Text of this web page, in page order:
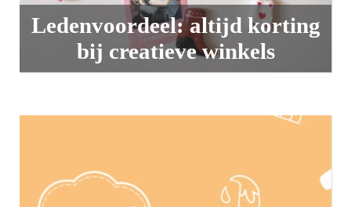
Ledenvoordeel: altijd korting
bij creatieve winkels